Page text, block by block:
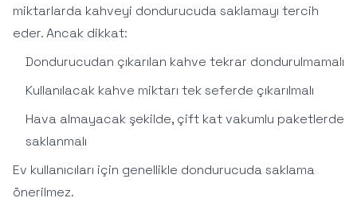
miktarlarda kahveyi dondurucuda saklamayı tercih
eder. Ancak dikkat:
Dondurucudan çıkarılan kahve tekrar dondurulmamalı
Kullanılacak kahve miktarı tek seferde çıkarılmalı
Hava almayacak şekilde, çift kat vakumlu paketlerde
saklanmalı
Ev kullanıcıları için genellikle dondurucuda saklama
önerilmez.